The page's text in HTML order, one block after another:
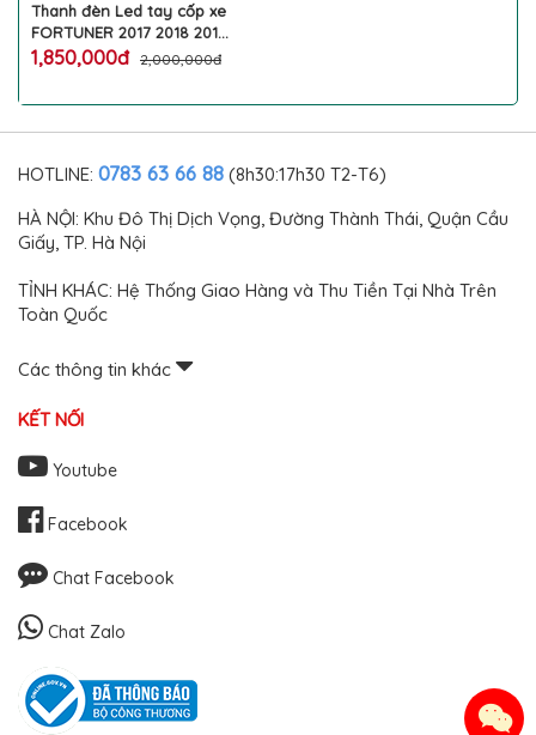
Thanh đèn Led tay cốp xe
FORTUNER 2017 2018 2019
2020 2021 2022 mạ crom
1,850,000đ 2,000,000đ
HOTLINE: 0783 63 66 88 (8h30:17h30 T2-T6)
HÀ NỘI: Khu Đô Thị Dịch Vọng, Đường Thành Thái, Quận Cầu
Giấy, TP. Hà Nội
TỈNH KHÁC: Hệ Thống Giao Hàng và Thu Tiền Tại Nhà Trên
Toàn Quốc
Các thông tin khác
KẾT NỐI
Youtube
Facebook
Chat Facebook
Chat Zalo